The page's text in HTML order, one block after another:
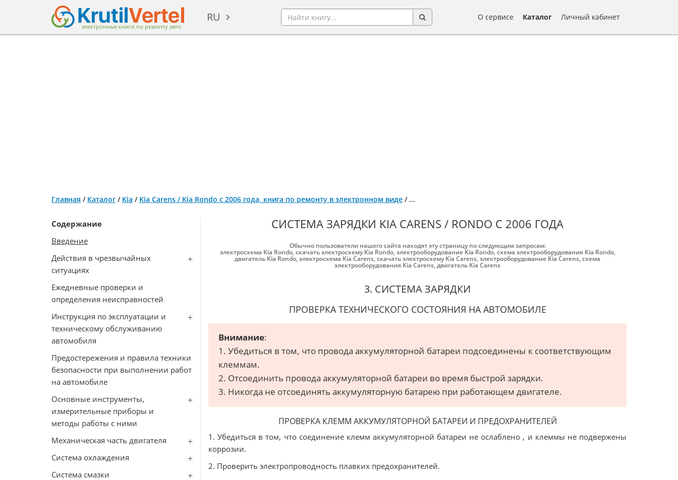
электронные книги по ремонту авто
RU О сервисе Каталог Личный кабинет
Главная / Каталог / Kia / Kia Carens / Kia Rondo с 2006 года, книга по ремонту в электронном виде / ...
Содержание
Введение
Действия в чрезвычайных
ситуациях
Ежедневные проверки и
определения неисправностей
Инструкция по эксплуатации и
техническому обслуживанию
автомобиля
Предостережения и правила техники
безопасности при выполнении работ
на автомобиле
Основные инструменты,
измерительные приборы и
методы работы с ними
Механическая часть двигателя
Система охлаждения
Система смазки
СИСТЕМА ЗАРЯДКИ KIA CARENS / RONDO С 2006 ГОДА
Обычно пользователи нашего сайта находят эту страницу по следующим запросам:
электросхема Kia Rondo,скачать электросхему Kia Rondo,электрооборудование Kia Rondo,схема электрооборудования Kia Rondo,
двигатель Kia Rondo,электросхема Kia Carens,скачать электросхему Kia Carens,электрооборудование Kia Carens,схема
электрооборудования Kia Carens,двигатель Kia Carens
3. СИСТЕМА ЗАРЯДКИ
ПРОВЕРКА ТЕХНИЧЕСКОГО СОСТОЯНИЯ НА АВТОМОБИЛЕ
Внимание:
1. Убедиться в том, что провода аккумуляторной батареи подсоединены к соответствующим
клеммам.
2. Отсоединить провода аккумуляторной батареи во время быстрой зарядки.
3. Никогда не отсоединять аккумуляторную батарею при работающем двигателе.
ПРОВЕРКА КЛЕММ АККУМУЛЯТОРНОЙ БАТАРЕИ И ПРЕДОХРАНИТЕЛЕЙ
1. Убедиться в том, что соединение клемм аккумуляторной батареи не ослаблено , и клеммы не подвержены
коррозии.
2. Проверить электропроводность плавких предохранителей.